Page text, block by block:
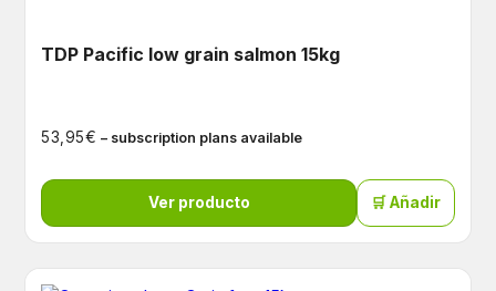
TDP Pacific low grain salmon 15kg
53,95€ – subscription plans available
Ver producto 🛒 Añadir